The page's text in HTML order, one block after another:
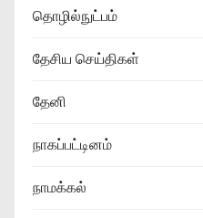
தொழில்நுட்பம்
தேசிய செய்திகள்
தேனி
நாகப்பட்டினம்
நாமக்கல்